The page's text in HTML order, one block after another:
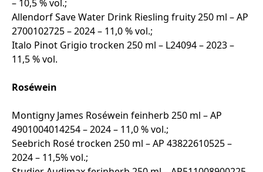
– 10,5 % vol.;
Allendorf Save Water Drink Riesling fruity 250 ml – AP
2700102725 – 2024 – 11,0 % vol.;
Italo Pinot Grigio trocken 250 ml – L24094 – 2023 –
11,5 % vol.
Roséwein
Montigny James Roséwein feinherb 250 ml – AP
4901004014254 – 2024 – 11,0 % vol.;
Seebrich Rosé trocken 250 ml – AP 43822610525 –
2024 – 11,5% vol.;